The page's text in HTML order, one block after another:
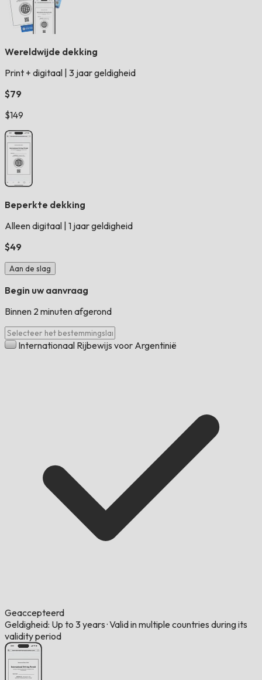
Wereldwijde dekking
Print + digitaal 3 jaar geldigheid
$79
$149
Beperkte dekking
Alleen digitaal 1 jaar geldigheid
$49
Aan de slag
Begin uw aanvraag
Binnen 2 minuten afgerond
Internationaal Rijbewijs voor Argentinië
Geaccepteerd
Geldigheid: Up to 3 years ·Valid in multiple countries during its
validity period